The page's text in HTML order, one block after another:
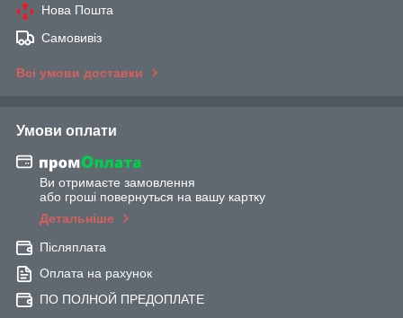
Нова Пошта
Самовивіз
Всі умови доставки
Умови оплати
Ви отримаєте замовлення
або гроші повернуться на вашу картку
Детальніше
Післяплата
Оплата на рахунок
ПО ПОЛНОЙ ПРЕДОПЛАТЕ